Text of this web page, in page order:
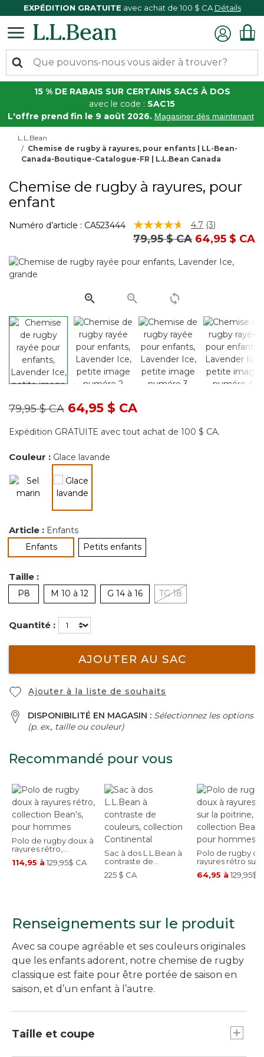
EXPÉDITION GRATUITE avec achat de 100 $ CA Détails
15 % DE RABAIS SUR CERTAINS SACS À DOS
avec le code : SAC15
L'offre prend fin le 9 août 2026. Magasiner dès maintenant
L.L.Bean
Chemise de rugby à rayures, pour enfants | LL-Bean-
Canada-Boutique-Catalogue-FR | L.L.Bean Canada
Chemise de rugby à rayures, pour
enfant
Numéro d’article : CA523444 5 sur 5 Évaluation des clients
4.7 Lire
les
3
Lien
(3)
Prix réduit de
79,95 $ CAà64,95 $ CA
Prix réduit de
79,95 $ CAà64,95 $ CA
Expédition GRATUITE avec tout achat de 100 $ CA.
Couleur : Glace lavande
Article : Enfants
EnfantssélectionnéPetits enfants
Taille :
P8 M 10 à 12 G 14 à 16 TG 18
Quantité :
AJOUTER AU SAC
Ajouter à la liste de souhaits
DISPONIBILITÉ EN MAGASIN : Sélectionnez les options
(p. ex., taille ou couleur)
Recommandé pour vous
Polo de rugby doux à
rayures rétro,
collection Bean’s,
pour hommes
114,95 à 129,95$ CA
Sac à dos L.L.Bean à
contraste de
couleurs, collection
Continental
225 $ CA
Polo de rugby
rayures rétro sur
poitrine,
Bean’s, pour
64,95 à 129,95$
Renseignements sur le produit
Avec sa coupe agréable et ses couleurs originales
que les enfants adorent, notre chemise de rugby
classique est faite pour être portée de saison en
saison, et d’un enfant à l’autre.
Taille et coupe